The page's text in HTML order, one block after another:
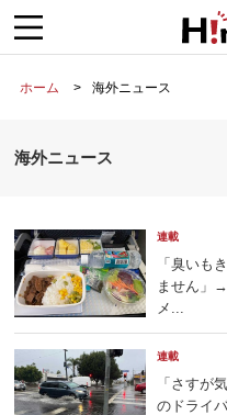
ホーム 海外ニュース
海外ニュース
連載
「臭いも
ません」
メ...
連載
「さすが
のドライ